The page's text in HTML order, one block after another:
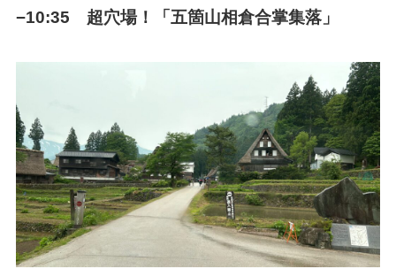
−10:35 超穴場！「五箇山相倉合掌集落」